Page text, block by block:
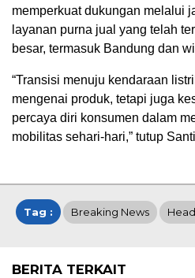
memperkuat dukungan melalui
layanan purna jual yang telah
besar, termasuk Bandung dan
“Transisi menuju kendaraan
mengenai produk, tetapi juga
percaya diri konsumen dalam
mobilitas sehari-hari,” tutup
Tag : Breaking News
BERITA TERKAIT